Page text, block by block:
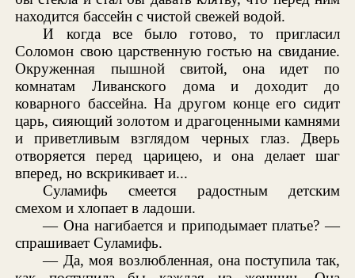
находится бассейн с чистой свежей водой.
И когда все было готово, то пригласил
Соломон свою царственную гостью на свидание.
Окруженная пышной свитой, она идет по
комнатам Ливанского дома и доходит до
коварного бассейна. На другом конце его сидит
царь, сияющий золотом и драгоценными камнями
и приветливым взглядом черных глаз. Дверь
отворяется перед царицею, и она делает шаг
вперед, но вскрикивает и...
Суламифь смеется радостным детским
смехом и хлопает в ладоши.
— Она нагибается и приподымает платье? —
спрашивает Суламифь.
— Да, моя возлюбленная, она поступила так,